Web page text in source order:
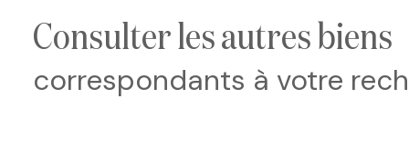
consulter les autres biens
correspondants à votre